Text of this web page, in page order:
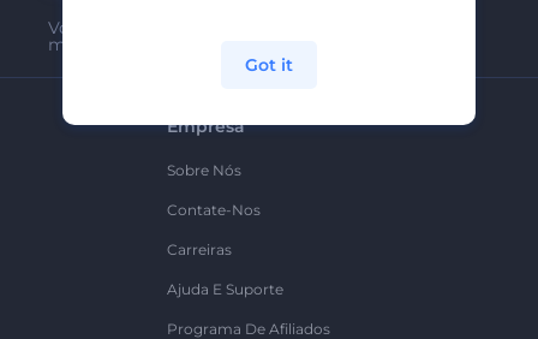
Você pode cancelar a inscrição a qualquer
momento
Empresa
Sobre Nós
Contate-Nos
Carreiras
Ajuda E Suporte
Programa De Afiliados
Got it